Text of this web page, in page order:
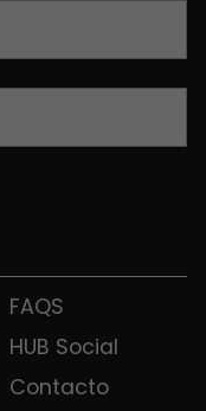
FAQS
HUB Social
Contacto